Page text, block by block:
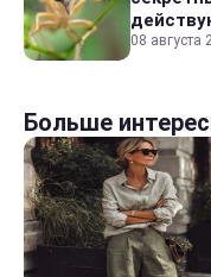
08 августа
Больше